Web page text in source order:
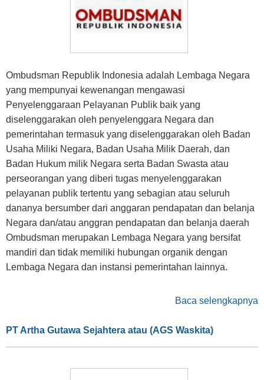
Ombudsman Republik Indonesia adalah Lembaga Negara
yang mempunyai kewenangan mengawasi
Penyelenggaraan Pelayanan Publik baik yang
diselenggarakan oleh penyelenggara Negara dan
pemerintahan termasuk yang diselenggarakan oleh Badan
Usaha Miliki Negara, Badan Usaha Milik Daerah, dan
Badan Hukum milik Negara serta Badan Swasta atau
perseorangan yang diberi tugas menyelenggarakan
pelayanan publik tertentu yang sebagian atau seluruh
dananya bersumber dari anggaran pendapatan dan belanja
Negara dan/atau anggran pendapatan dan belanja daerah
Ombudsman merupakan Lembaga Negara yang bersifat
mandiri dan tidak memiliki hubungan organik dengan
Lembaga Negara dan instansi pemerintahan lainnya.
Baca selengkapnya
PT Artha Gutawa Sejahtera atau (AGS Waskita)